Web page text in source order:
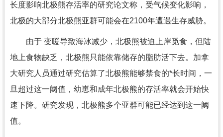
长度影响北极熊存活率的研究论文称，受气候变化影响，
北极的大部分北极熊亚群可能会在2100年遭遇生存威胁。
由于 变暖导致海冰减少，北极熊被迫上岸觅食，但陆
地上食物缺乏，北极熊只能依靠储存的脂肪活下去。加拿
大研究人员通过研究估算了北极熊能够禁食的*长时间，一
旦超过这一阈值，幼崽和成年北极熊的存活率就会开始快
速下降。研究发现，北极熊多个亚群可能已经达到这一阈
值。